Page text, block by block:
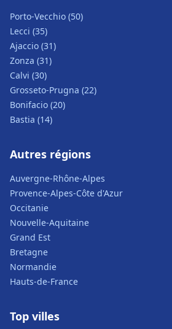
Porto-Vecchio (50)
Lecci (35)
Ajaccio (31)
Zonza (31)
Calvi (30)
Grosseto-Prugna (22)
Bonifacio (20)
Bastia (14)
Autres régions
Auvergne-Rhône-Alpes
Provence-Alpes-Côte d'Azur
Occitanie
Nouvelle-Aquitaine
Grand Est
Bretagne
Normandie
Hauts-de-France
Top villes